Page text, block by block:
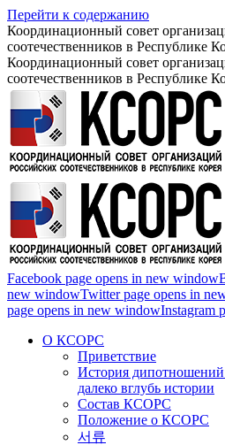
Перейти к содержанию
Координационный совет
соотечественников в Республике
Координационный совет
соотечественников в Республике
Facebook page opens in new window
new windowTwitter page opens in
page opens in new windowInstagram
О КСОРС
Приветствие
История
далеко вглубь истории
Состав КСОРС
Положение о КСОРС
서류